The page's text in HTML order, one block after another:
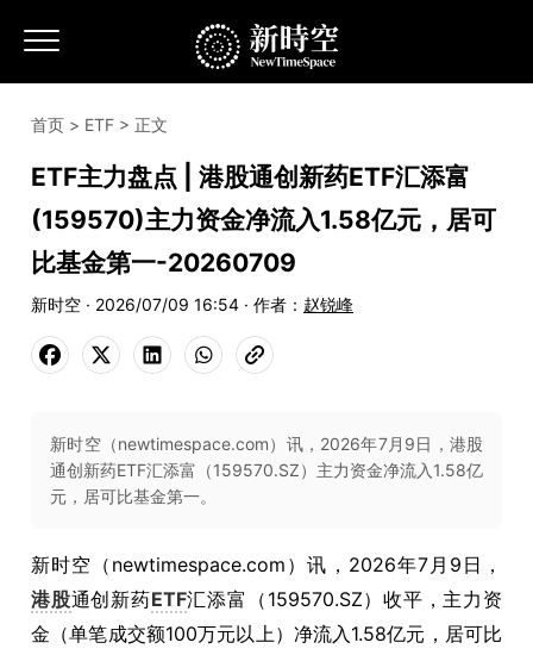
首页 > ETF > 正文
ETF主力盘点 | 港股通创新药ETF汇添富
(159570)主力资金净流入1.58亿元，居可
比基金第一-20260709
新时空 · 2026/07/09 16:54 · 作者： 赵锐峰
新时空（newtimespace.com）讯，2026年7月9日，港股
通创新药ETF汇添富（159570.SZ）主力资金净流入1.58亿
元，居可比基金第一。
新时空（ newtimespace.com ）讯， 2026年7月9日，
港股通创新药ETF汇添富（159570.SZ）收平，主力资
金（单笔成交额100万元以上）净流入1.58亿元，居可比